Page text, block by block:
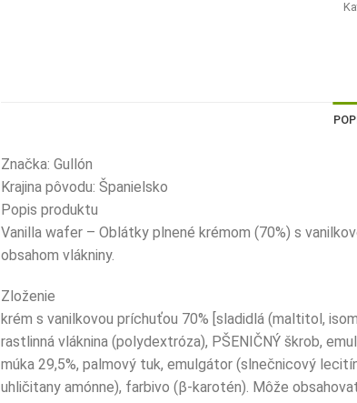
Značka: Gullón
Krajina pôvodu: Španielsko
Popis produktu
Vanilla wafer – Oblátky plnené krémom (70%) s
obsahom vlákniny.
Zloženie
krém s vanilkovou príchuťou 70% [sladidlá (maltitol,
rastlinná vláknina (polydextróza), PŠENIČNÝ škrob,
múka 29,5%, palmový tuk, emulgátor (slnečnicový
uhličitany amónne), farbivo (β-karotén). Môže obsahovať